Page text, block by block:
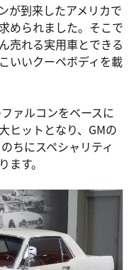
が到来したアメリカで
められました。そこで
売れる実用車とできる
いいクーペボディを載
ァルコンをベースに
ヒットとなり、GMの
ちにスペシャリティ
す。